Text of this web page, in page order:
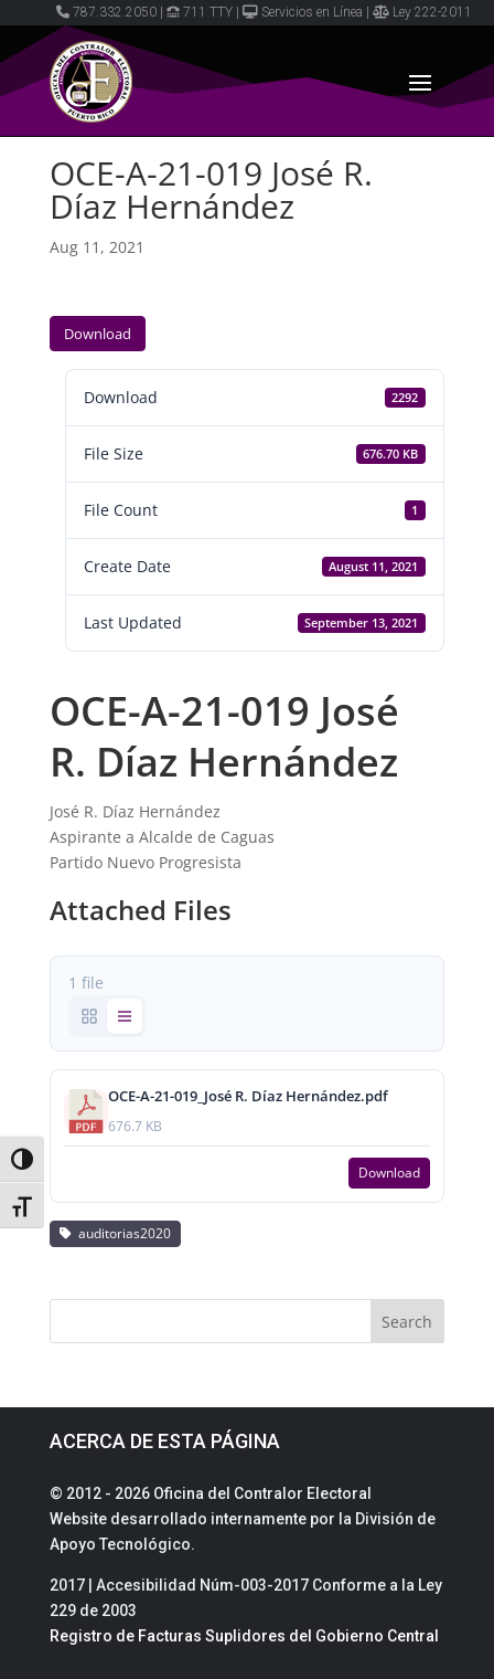
Toggle High Contrast
Toggle Font size
787.332.2050 711 TTY Servicios en Línea Ley 222-2011
OCE-A-21-019 José R.
Díaz Hernández
Aug 11, 2021
Download
Download 2292
File Size 676.70 KB
File Count 1
Create Date August 11, 2021
Last Updated September 13, 2021
OCE-A-21-019 José
R. Díaz Hernández
José R. Díaz Hernández
Aspirante a Alcalde de Caguas
Partido Nuevo Progresista
Attached Files
1 file
OCE-A-21-019_José R. Díaz Hernández.pdf
676.7 KB
Download
auditorias2020
ACERCA DE ESTA PÁGINA
© 2012 - 2026 Oficina del Contralor Electoral
Website desarrollado internamente por la División de
Apoyo Tecnológico.
2017 | Accesibilidad Núm-003-2017 Conforme a la Ley
229 de 2003
Registro de Facturas Suplidores del Gobierno Central